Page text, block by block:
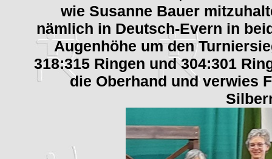
wie Susanne Bauer
nämlich in Deutsch-Evern in
Augenhöhe um den
318:315 Ringen und 304:301
die Oberhand und verwies